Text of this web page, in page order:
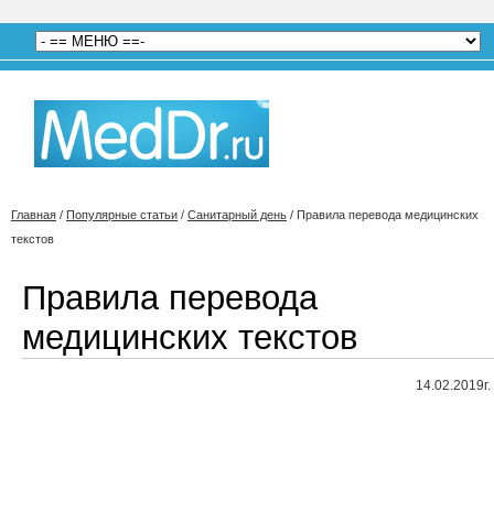
Главная / Популярные статьи / Санитарный день / Правила перевода медицинских
текстов
Правила перевода
медицинских текстов
14.02.2019г.